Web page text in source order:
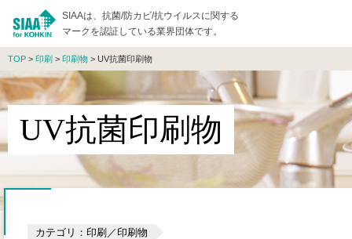
SIAAは、抗菌/防カビ/抗ウイルスに関する
マークを認証している業界団体です。
TOP > 印刷 > 印刷物 > UV抗菌印刷物
UV抗菌印刷物
カテゴリ：印刷／印刷物